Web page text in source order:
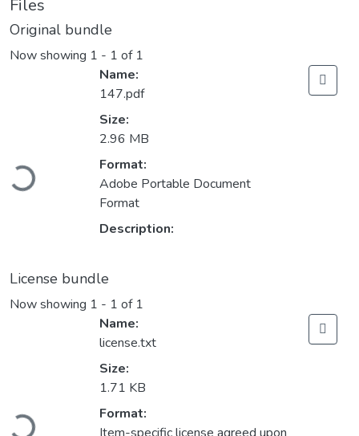
Files
Original bundle
Now showing 1 - 1 of 1
Name:
147.pdf
Size:
2.96 MB
Format:
Adobe Portable Document
Format
Description:
License bundle
Now showing 1 - 1 of 1
Name:
license.txt
Size:
1.71 KB
Format: